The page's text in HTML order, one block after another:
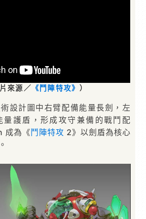
片來源／ 《鬥陣特攻》 ）
設計圖中右臂配備能量長劍，左
量護盾，形成攻守兼備的戰鬥配
成為《 鬥陣特攻 2》以劍盾為核心